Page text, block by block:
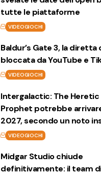
tutte le piattaforme
VIDEOGIOCHI
Baldur’s Gate 3, la diretta
bloccata da YouTube e
VIDEOGIOCHI
Intergalactic: The Heretic
Prophet potrebbe
2027, secondo un noto
VIDEOGIOCHI
Midgar Studio chiude
definitivamente: il team